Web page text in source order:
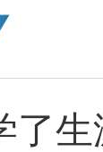
了生